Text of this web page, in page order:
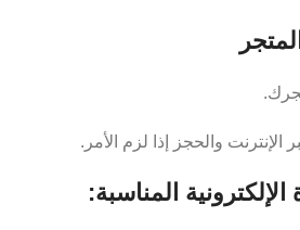
الإنترنت والحجز إذا لزم الأمر.
المناسبة: